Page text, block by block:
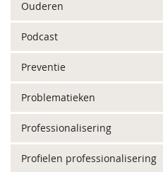
Ouderen
Podcast
Preventie
Problematieken
Professionalisering
Profielen professionalisering